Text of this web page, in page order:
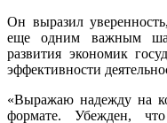
Он выразил
еще одним важным
развития экономик
эффективности
«Выражаю надежду на
формате. Убежден,